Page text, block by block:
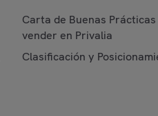
Carta de Buenas
vender en Privalia
Clasificación y